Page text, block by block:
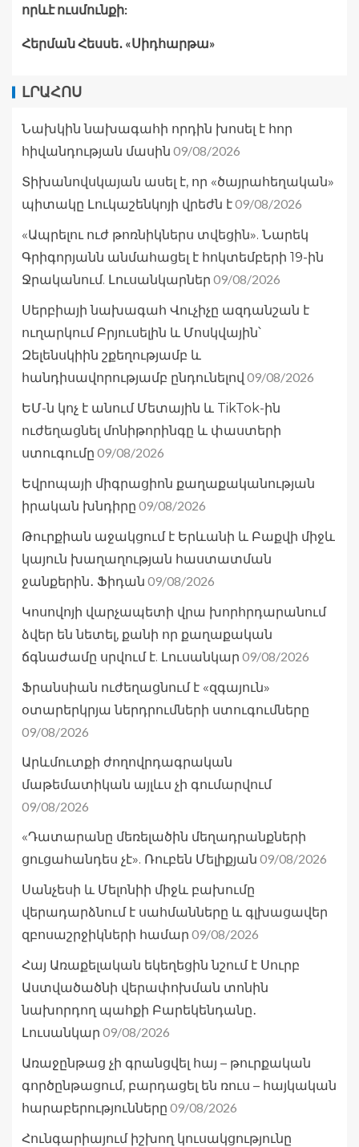
որևէ ուսմունքի:
Հերման Հեսսե․ «Սիդհարթա»
ԼՐԱՀՈՍ
Նախկին նախագահի որդին խոսել է հոր
հիվանդության մասին 09/08/2026
Տիխանովսկայան ասել է, որ «ծայրահեղական»
պիտակը Լուկաշենկոյի վրեժն է09/08/2026
«Ապրելու ուժ թոռնիկներս տվեցին». Նարեկ
Գրիգորյանն անմահացել է հոկտեմբերի 19-ին
Ջրականում. Լուսանկարներ 09/08/2026
Սերբիայի նախագահ Վուչիչը ազդանշան է
ուղարկում Բրյուսելին և Մոսկվային՝
Զելենսկիին շքեղությամբ և
հանդիսավորությամբ ընդունելով 09/08/2026
ԵՄ-ն կոչ է անում Մետային և TikTok-ին
ուժեղացնել մոնիթորինգը և փաստերի
ստուգումը 09/08/2026
Եվրոպայի միգրացիոն քաղաքականության
իրական խնդիրը 09/08/2026
Թուրքիան աջակցում է Երևանի և Բաքվի միջև
կայուն խաղաղության հաստատման
ջանքերին․ Ֆիդան 09/08/2026
Կոսովոյի վարչապետի վրա խորհրդարանում
ձվեր են նետել, քանի որ քաղաքական
ճգնաժամը սրվում է. Լուսանկար 09/08/2026
Ֆրանսիան ուժեղացնում է «զգայուն»
օտարերկրյա ներդրումների ստուգումները
09/08/2026
Արևմուտքի ժողովրդագրական
մաթեմատիկան այլևս չի գումարվում
09/08/2026
«Դատարանը մեռելածին մեղադրանքների
ցուցահանդես չէ». Ռուբեն Մելիքյան 09/08/2026
Սանչեսի և Մելոնիի միջև բախումը
վերադարձնում է սահմանները և գլխացավեր
զբոսաշրջիկների համար 09/08/2026
Հայ Առաքելական եկեղեցին նշում է Սուրբ
Աստվածածնի վերափոխման տոնին
նախորդող պահքի Բարեկենդանը․
Լուսանկար 09/08/2026
Առաջընթաց չի գրանցվել հայ – թուրքական
գործընթացում, բարդացել են ռուս – հայկական
հարաբերությունները 09/08/2026
Հունգարիայում իշխող կուսակցությունը